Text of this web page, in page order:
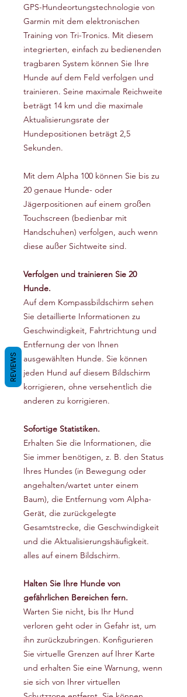
GPS-Hundeortungstechnologie von
Garmin mit dem elektronischen
Training von Tri-Tronics. Mit diesem
integrierten, einfach zu bedienenden
tragbaren System können Sie Ihre
Hunde auf dem Feld verfolgen und
trainieren. Seine maximale Reichweite
beträgt 14 km und die maximale
Aktualisierungsrate der
Hundepositionen beträgt 2,5
Sekunden.
Mit dem Alpha 100 können Sie bis zu
20 genaue Hunde- oder
Jägerpositionen auf einem großen
Touchscreen (bedienbar mit
Handschuhen) verfolgen, auch wenn
diese außer Sichtweite sind.
Verfolgen und trainieren Sie 20
Hunde.
Auf dem Kompassbildschirm sehen
Sie detaillierte Informationen zu
Geschwindigkeit, Fahrtrichtung und
Entfernung der von Ihnen
ausgewählten Hunde. Sie können
jeden Hund auf diesem Bildschirm
korrigieren, ohne versehentlich die
anderen zu korrigieren.
Sofortige Statistiken.
Erhalten Sie die Informationen, die
Sie immer benötigen, z. B. den Status
Ihres Hundes (in Bewegung oder
angehalten/wartet unter einem
Baum), die Entfernung vom Alpha-
Gerät, die zurückgelegte
Gesamtstrecke, die Geschwindigkeit
und die Aktualisierungshäufigkeit.
alles auf einem Bildschirm.
Halten Sie Ihre Hunde von
gefährlichen Bereichen fern.
Warten Sie nicht, bis Ihr Hund
verloren geht oder in Gefahr ist, um
ihn zurückzubringen. Konfigurieren
Sie virtuelle Grenzen auf Ihrer Karte
und erhalten Sie eine Warnung, wenn
sie sich von Ihrer virtuellen
REVIEWS